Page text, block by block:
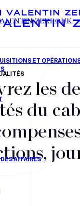
ZERROUK
et opérations
les
du